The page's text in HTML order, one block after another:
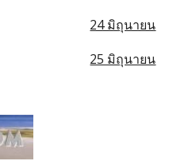
24 มิถุนายน
25 มิถุนายน